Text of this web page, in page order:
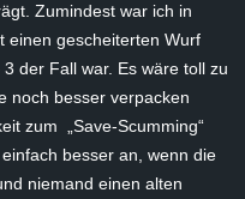
Zumindest war ich in
einen gescheiterten Wurf
der Fall war. Es wäre toll zu
noch besser verpacken
zum „Save-Scumming“
besser an, wenn die
niemand einen alten